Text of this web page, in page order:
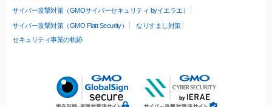
サイバー攻撃対策（GMOサイバーセキュリティ byイエラエ）
サイバー攻撃対策（GMO Flatt Security）
なりすまし対策
セキュリティ事業の軌跡